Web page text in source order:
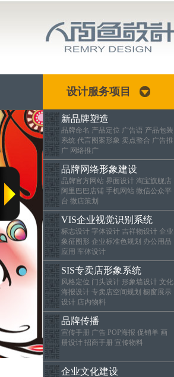
设计服务项目
新品牌塑造
品牌命名 产品定位 广告语 产品包装
系统 代言图案形象 卖点整合 广告推
广 网络推广
品牌网络形象建设
品牌官方网站 界面设计 淘宝旗舰店
阿里巴巴店铺 手机网站 微信公众平
台 微店策划
VIS企业视觉识别系统
标志设计 字体设计 吉祥物设计 企业
象征图形 企业标准色规划 办公用品
应用 车体设计
SIS专卖店形象系统
风格定位 门头设计 形象墙设计 文化
海报设计 专卖店空间规划 橱窗展示
设计 店内物料
品牌传播
宣传手册 广告 POP海报 促销单 画
册设计 招商手册 宣传物料
企业文化建设